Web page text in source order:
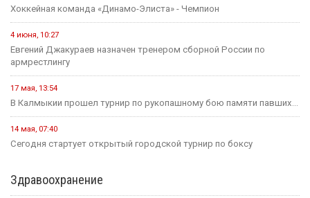
Хоккейная команда «Динамо-Элиста» - Чемпион
4 июня, 10:27
Евгений Джакураев назначен тренером сборной России по
армрестлингу
17 мая, 13:54
В Калмыкии прошел турнир по рукопашному бою памяти павших...
14 мая, 07:40
Сегодня стартует открытый городской турнир по боксу
Здравоохранение